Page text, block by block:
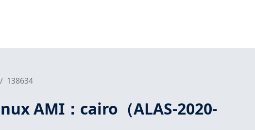
138634
AMI：cairo（ALAS-2020-